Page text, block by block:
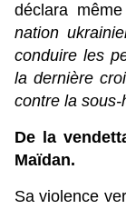
déclara
nation
conduire les
la dernière
contre la
De la
Maïdan.
Sa violence